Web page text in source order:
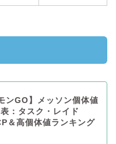
ンGO】メッソン個体値
：タスク・レイド
＆高個体値ランキング